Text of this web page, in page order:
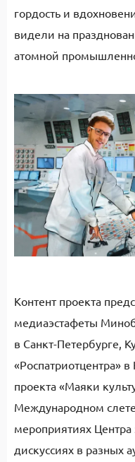
гордость и
видели на
атомной
Контент проекта
медиаэстафеты
в Санкт-Петербурге,
«Роспатриотцентра»
проекта «Маяки
Международном
мероприятиях
дискуссиях в разных